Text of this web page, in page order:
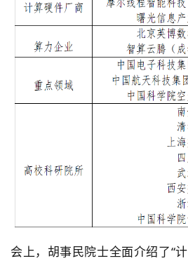
会上，胡事民院士全面介绍了“